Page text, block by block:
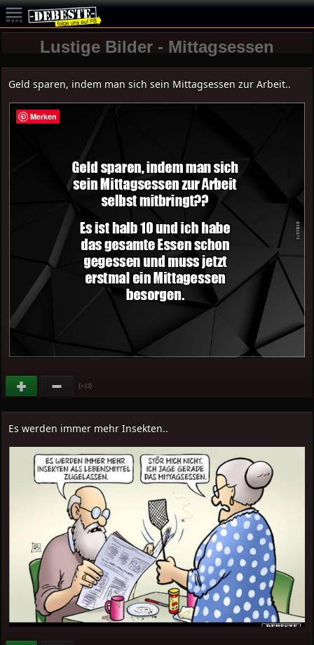
Lustige Bilder - Mittagsessen
Geld sparen, indem man sich sein Mittagsessen zur Arbeit..
(+13)
Es werden immer mehr Insekten..
Merken